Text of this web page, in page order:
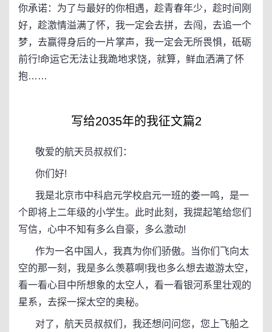
你承诺：为了与最好的你相遇，趁青春年少，趁时间刚
好，趁激情溢满了怀，我一定会去拼，去闯，去追一个
梦，去赢得身后的一片掌声，我一定会无所畏惧，砥砺
前行!命运它无法让我跪地求饶，就算，鲜血洒满了怀
抱……
写给2035年的我征文篇2
敬爱的航天员叔叔们：
你们好!
我是北京市中科启元学校启元一班的娄一鸣，是一
个即将上二年级的小学生。此时此刻，我提起笔给您们
写信，心中不知有多么自豪，多么激动!
作为一名中国人，我真为你们骄傲。当你们飞向太
空的那一刻，我是多么羡慕啊!我也多么想去遨游太空，
看一看心目中所想象的太空人，看一看银河系里壮观的
星系，去探一探太空的奥秘。
对了，航天员叔叔们，我还想问问您，您上飞船之